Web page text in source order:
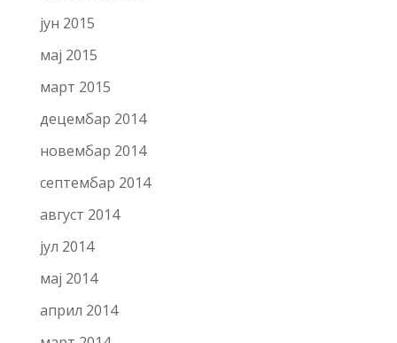
јун 2015
мај 2015
март 2015
децембар 2014
новембар 2014
септембар 2014
август 2014
јул 2014
мај 2014
април 2014